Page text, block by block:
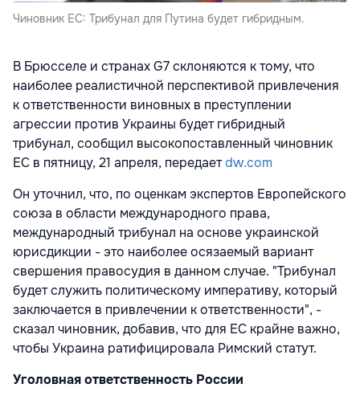
Чиновник ЕС: Трибунал для Путина будет гибридным.
В Брюсселе и странах G7 склоняются к тому, что
наиболее реалистичной перспективой привлечения
к ответственности виновных в преступлении
агрессии против Украины будет гибридный
трибунал, сообщил высокопоставленный чиновник
ЕС в пятницу, 21 апреля, передаетdw.com
Он уточнил, что, по оценкам экспертов Европейского
союза в области международного права,
международный трибунал на основе украинской
юрисдикции - это наиболее осязаемый вариант
свершения правосудия в данном случае. "Трибунал
будет служить политическому императиву, который
заключается в привлечении к ответственности", -
сказал чиновник, добавив, что для ЕС крайне важно,
чтобы Украина ратифицировала Римский статут.
Уголовная ответственность России